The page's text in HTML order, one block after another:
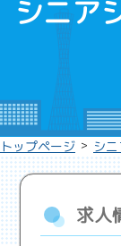
シニア
トップページ > シ
求人